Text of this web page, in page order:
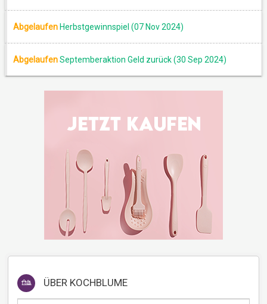
Abgelaufen Herbstgewinnspiel (07 Nov 2024)
AbgelaufenSeptemberaktion Geld zurück (30 Sep 2024)
ÜBER KOCHBLUME